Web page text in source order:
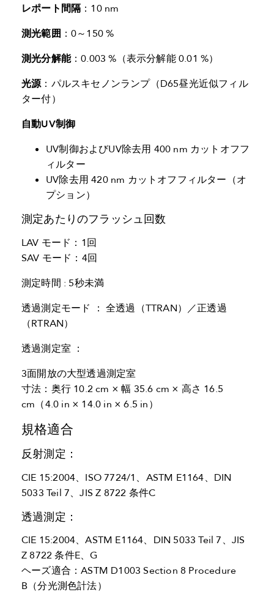
レポート間隔 ：10 nm
測光範囲 ：0～150 %
測光分解能：0.003 %（表示分解能 0.01 %）
光源：パルスキセノンランプ（D65昼光近似フィル
ター付）
自動UV制御
UV制御およびUV除去用 400 nm カットオフフ
ィルター
UV除去用 420 nm カットオフフィルター（オ
プション）
測定あたりのフラッシュ回数
LAV モード：1回
SAV モード：4回
測定時間 : 5秒未満
透過測定モード ： 全透過（TTRAN）／正透過
（RTRAN）
透過測定室 ：
3面開放の大型透過測定室
寸法：奥行 10.2 cm × 幅 35.6 cm × 高さ 16.5
cm（4.0 in × 14.0 in × 6.5 in）
規格適合
反射測定：
CIE 15:2004、ISO 7724/1、ASTM E1164、DIN
5033 Teil 7、JIS Z 8722 条件C
透過測定：
CIE 15:2004、ASTM E1164、DIN 5033 Teil 7、JIS
Z 8722 条件E、G
ヘーズ適合：ASTM D1003 Section 8 Procedure
B（分光測色計法）